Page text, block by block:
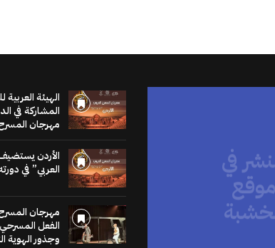
الخشبة
يساهم في نشر
الهيئة
المشاركة في
مهرجان
الأردن
العربي” في دورته
مهرجان
الفعل
وجذور الهوية